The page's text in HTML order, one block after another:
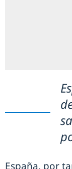
España, por